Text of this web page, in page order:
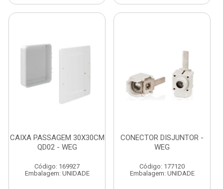
CAIXA PASSAGEM 30X30CM
QD02 - WEG
Código: 169927
Embalagem: UNIDADE
CONECTOR DISJUNTOR -
WEG
Código: 177120
Embalagem: UNIDADE